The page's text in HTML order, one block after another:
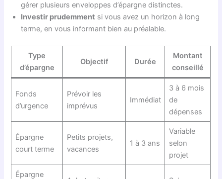
gérer plusieurs enveloppes d’épargne distinctes.
Investir prudemment si vous avez un horizon à long
terme, en vous informant bien au préalable.
Type
d’épargne
Objectif Durée
Montant
conseillé
Fonds
d’urgence
Prévoir les
imprévus
Immédiat
3 à 6 mois
de
dépenses
Épargne
court terme
Petits projets,
vacances
1 à 3 ans
Variable
selon
projet
Épargne